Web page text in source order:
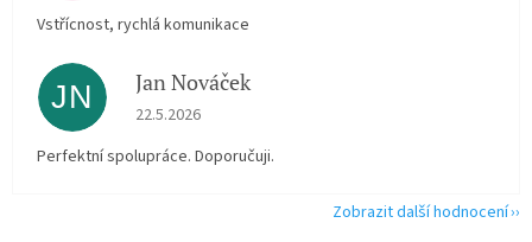
Vstřícnost, rychlá komunikace
JN Jan Nováček
Hodnocení obchodu je 5 z 5 hvězdiček.
22.5.2026
Perfektní spolupráce. Doporučuji.
Zobrazit další hodnocení